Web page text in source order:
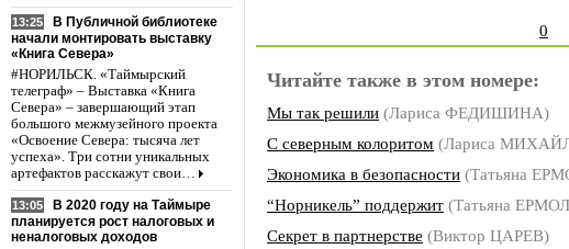
13:25
В Публичной библиотеке
начали монтировать выставку
«Книга Севера»
#НОРИЛЬСК. «Таймырский
телеграф» – Выставка «Книга
Севера» – завершающий этап
большого межмузейного проекта
«Освоение Севера: тысяча лет
успеха». Три сотни уникальных
артефактов расскажут свои…
13:05
В 2020 году на Таймыре
планируется рост налоговых и
неналоговых доходов
0
Читайте также в этом номере:
Мы так решили (Лариса ФЕДИШИНА)
С северным колоритом (Лариса
Экономика в безопасности (Татьяна
“Норникель” поддержит (Татьяна
Секрет в партнерстве (Виктор ЦАРЕВ)